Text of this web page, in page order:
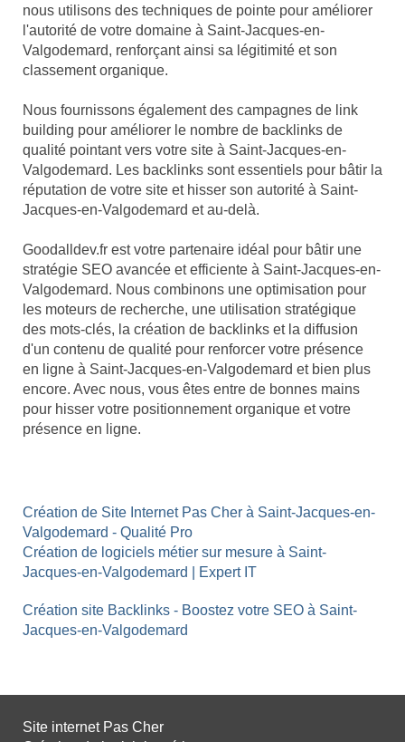
nous utilisons des techniques de pointe pour améliorer
l'autorité de votre domaine à Saint-Jacques-en-
Valgodemard, renforçant ainsi sa légitimité et son
classement organique.
Nous fournissons également des campagnes de link
building pour améliorer le nombre de backlinks de
qualité pointant vers votre site à Saint-Jacques-en-
Valgodemard. Les backlinks sont essentiels pour bâtir la
réputation de votre site et hisser son autorité à Saint-
Jacques-en-Valgodemard et au-delà.
Goodalldev.fr est votre partenaire idéal pour bâtir une
stratégie SEO avancée et efficiente à Saint-Jacques-en-
Valgodemard. Nous combinons une optimisation pour
les moteurs de recherche, une utilisation stratégique
des mots-clés, la création de backlinks et la diffusion
d'un contenu de qualité pour renforcer votre présence
en ligne à Saint-Jacques-en-Valgodemard et bien plus
encore. Avec nous, vous êtes entre de bonnes mains
pour hisser votre positionnement organique et votre
présence en ligne.
Création de Site Internet Pas Cher à Saint-Jacques-en-
Valgodemard - Qualité Pro
Création de logiciels métier sur mesure à Saint-
Jacques-en-Valgodemard | Expert IT
Création site Backlinks - Boostez votre SEO à Saint-
Jacques-en-Valgodemard
Site internet Pas Cher